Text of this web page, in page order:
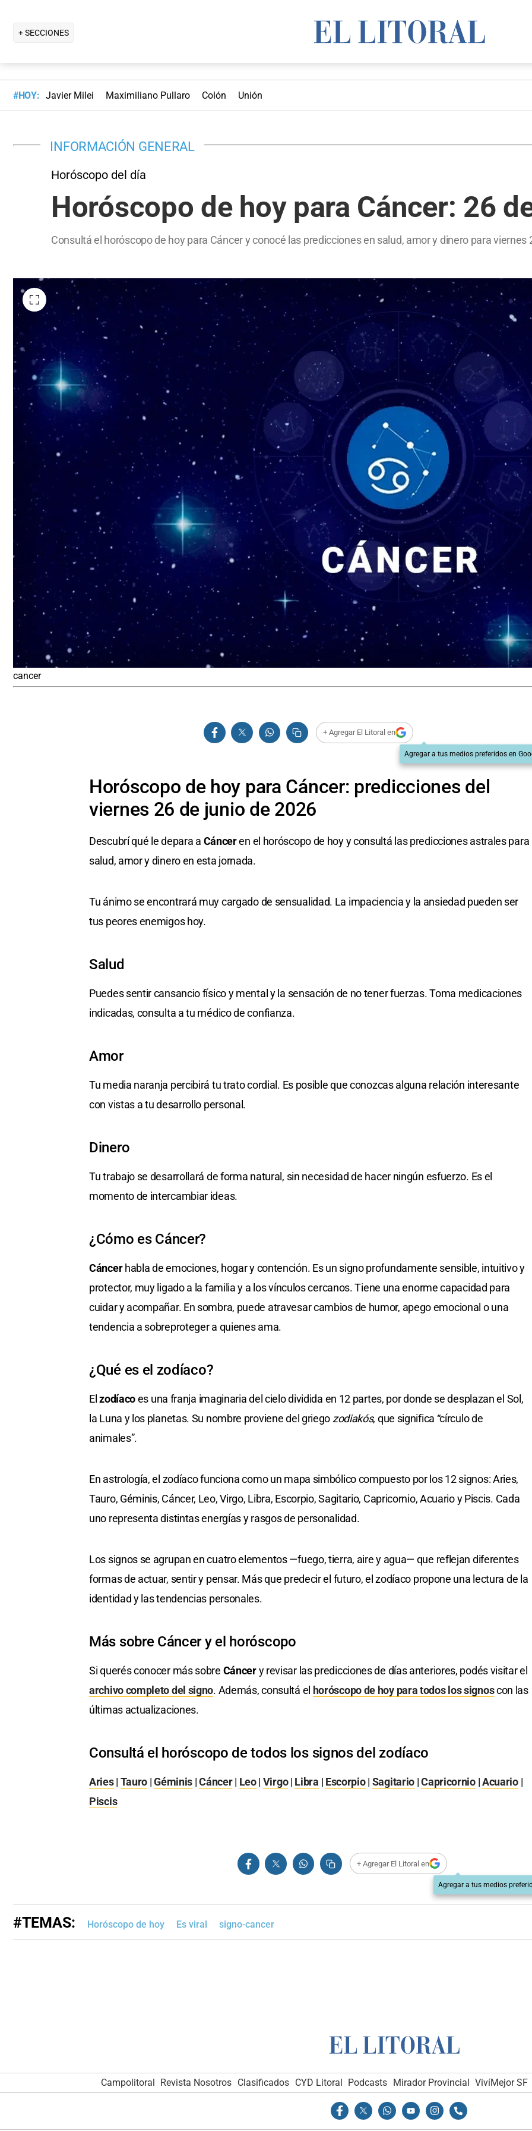
+ SECCIONES
#HOY: Javier Milei Maximiliano Pullaro Colón Unión
INFORMACIÓN GENERAL
Horóscopo del día
Horóscopo de hoy para Cáncer: 26
Consultá el horóscopo de hoy para Cáncer y conocé las predicciones en salud, amor y dinero para viernes
cancer
+ Agregar El Litoral en
Agregar a tus medios preferidos en
Horóscopo de hoy para Cáncer: predicciones del
viernes 26 de junio de 2026
Descubrí qué le depara a Cánceren el horóscopo de hoy y consultá las predicciones astrales para
salud, amor y dinero en esta jornada.
Tu ánimo se encontrará muy cargado de sensualidad. La impaciencia y la ansiedad pueden ser
tus peores enemigos hoy.
Salud
Puedes sentir cansancio físico y mental y la sensación de no tener fuerzas. Toma medicaciones
indicadas, consulta a tu médico de confianza.
Amor
Tu media naranja percibirá tu trato cordial. Es posible que conozcas alguna relación interesante
con vistas a tu desarrollo personal.
Dinero
Tu trabajo se desarrollará de forma natural, sin necesidad de hacer ningún esfuerzo. Es el
momento de intercambiar ideas.
¿Cómo es Cáncer?
Cáncerhabla de emociones, hogar y contención. Es un signo profundamente sensible, intuitivo y
protector, muy ligado a la familia y a los vínculos cercanos. Tiene una enorme capacidad para
cuidar y acompañar. En sombra, puede atravesar cambios de humor, apego emocional o una
tendencia a sobreproteger a quienes ama.
¿Qué es el zodíaco?
Elzodíacoes una franja imaginaria del cielo dividida en 12 partes, por donde se desplazan el Sol,
la Luna y los planetas. Su nombre proviene del griegozodiakós, que significa “círculo de
animales”.
En astrología, el zodíaco funciona como un mapa simbólico compuesto por los 12 signos: Aries,
Tauro, Géminis, Cáncer, Leo, Virgo, Libra, Escorpio, Sagitario, Capricornio, Acuario y Piscis. Cada
uno representa distintas energías y rasgos de personalidad.
Los signos se agrupan en cuatro elementos —fuego, tierra, aire y agua— que reflejan diferentes
formas de actuar, sentir y pensar. Más que predecir el futuro, el zodíaco propone una lectura de la
identidad y las tendencias personales.
Más sobre Cáncer y el horóscopo
Si querés conocer más sobre Cáncery revisar las predicciones de días anteriores, podés visitar el
archivo completo del signo. Además, consultá el horóscopo de hoy para todos los signoscon las
últimas actualizaciones.
Consultá el horóscopo de todos los signos del zodíaco
Aries| Tauro |Géminis |Cáncer| Leo| Virgo| Libra | Escorpio| Sagitario |Capricornio|Acuario|
Piscis
+ Agregar El Litoral en
Agregar a tus medios
#TEMAS: Horóscopo de hoy Es viral signo-cancer
Campolitoral Revista Nosotros Clasificados CYD Litoral Podcasts Mirador Provincial VivíMejor SF